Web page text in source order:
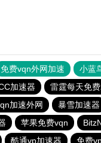
免费vqn外网加速 小蓝
加速器 雷霆每天免
加速外网 暴雪加速器
苹果免费vqn
酷通vp加速器 免费